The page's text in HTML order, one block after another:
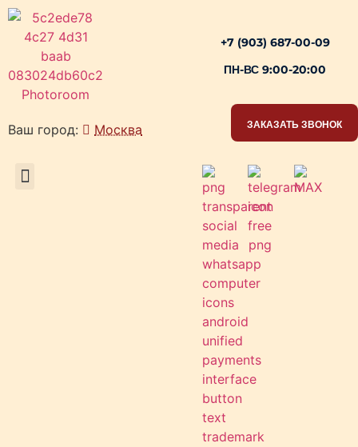
+7 (903) 687-00-09
ПН-ВС 9:00-20:00
Ваш город: Москва ЗАКАЗАТЬ ЗВОНОК